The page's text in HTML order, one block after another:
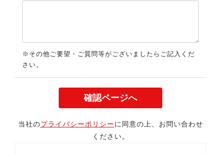
※その他ご要望・ご質問等がございましたらご記入くだ
さい。
当社のプライバシーポリシーに同意の上、お問い合わせ
ください。